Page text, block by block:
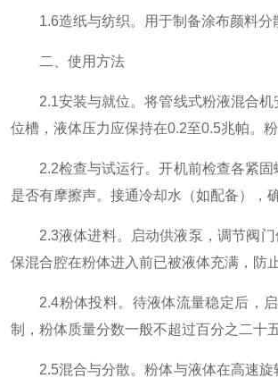
1.6造纸与纺织。用于制备涂布颜料分
二、使用方法
2.1安装与就位。将管线式粉液混合机
位槽，液体压力应保持在0.2至0.5兆帕。
2.2检查与试运行。开机前检查各紧固
是否有摩擦声。接通冷却水（如配备），
2.3液体进料。启动供液泵，调节阀门
保混合腔在粉体进入前已被液体充满，防
2.4粉体投料。待液体流量稳定后，启
制，粉体质量分数一般不超过百分之二十
2.5混合与分散。粉体与液体在高速旋